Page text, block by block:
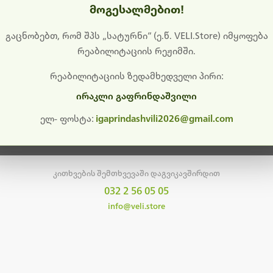
გიხდით შეფერხებისთვის. ამჟამად მიმდინარეობს
განახლება და ტექნიკური სამუშაოები.
მალე ისევ ხელმისაწვდომი იქნება. გმადლობთ მოთმინებისთვის!
მთავარ გვერდზე დაბრუნება
კითხვების შემთხვევაში დაგვიკავშირდით
032 2 56 05 05
info@veli.store
მოგესალმებით!
გაცნობებთ, რომ შპს „სატურნი“ (ე.წ. VELI.Store) იმყოფება
რეაბილიტაციის რეჟიმში.
რეაბილიტაციის ზედამხედველი პირი:
ირაკლი გაფრინდაშვილი
ელ- ფოსტა: igaprindashvili2026@gmail.com